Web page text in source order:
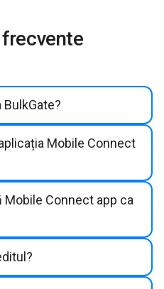
Mobile Connect
Connect app ca